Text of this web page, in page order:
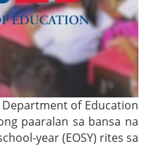
of Education
paaralan sa bansa na
year (EOSY) rites sa